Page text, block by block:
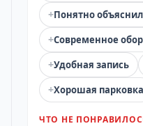
+Понятно
+Современное
+Удобная запись
+Хорошая парковка
ЧТО НЕ